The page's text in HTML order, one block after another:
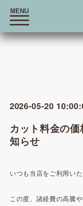
MENU
t
o
g
g
t
n
2026-05-20
カット料金の
知らせ
いつも当店をご利用い
この度、諸経費の高騰